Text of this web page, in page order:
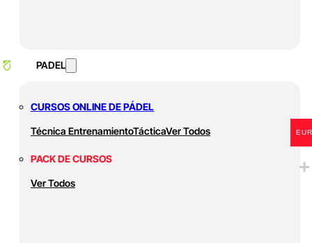
PADEL
CURSOS ONLINE DE PÁDEL
Técnica EntrenamientoTácticaVer Todos
PACK DE CURSOS
Ver Todos
EUR